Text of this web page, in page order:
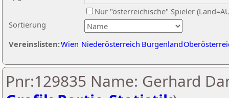
Sortierung
Nur "österreichische" Spieler
Vereinslisten:Wien Niederösterreich Burgenland
Pnr:129835 Name: Gerhard